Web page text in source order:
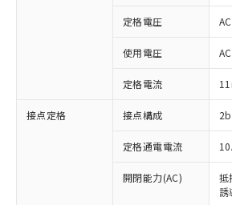
定格電圧
使用電圧
定格電流
接点定格 接点構成 2b
定格通電電流
開閉能力(AC)
抵
ご利用条件
以下の条件をお読みいただき、
ご利用ください。
本サービスは、当社制御
商品の当社在庫状況およ
(税抜)を提供させていただ
当社制御機器事業取扱商
対応予定：EU RoHS指令（10
有に対応した製品に切り替える
対応予定なし：EU RoHS指令
非含有に非対応の商品で、対応
調査・確認中：EU RoHS指令（
非含有の対応状況を調査中ま
非該当品：ライセンス料など
害物質有無と関係のない商品で
仕入先様の事情により、非含
「○」：最大均質材料含有率
基準値以下であることを示しま
「×」：最大均質材料含有率